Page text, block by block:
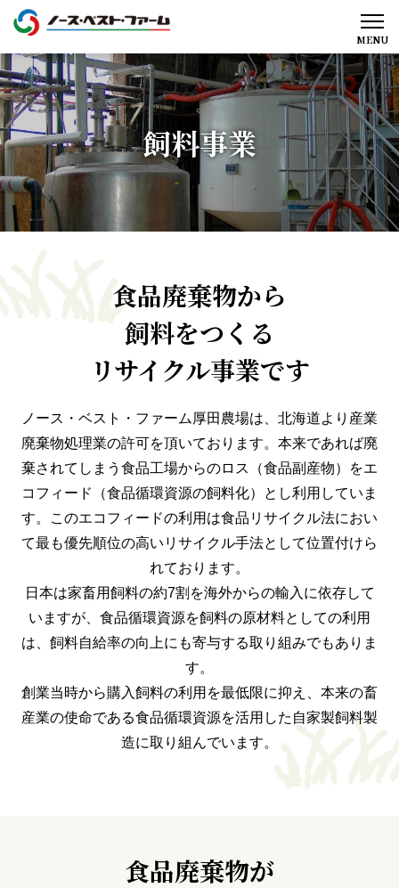
MENU
飼料事業
食品廃棄物から
飼料をつくる
リサイクル事業です
ノース・ベスト・ファーム厚田農場は、北海道より産業
廃棄物処理業の許可を頂いております。本来であれば廃
棄されてしまう食品工場からのロス（食品副産物）をエ
コフィード（食品循環資源の飼料化）とし利用していま
す。このエコフィードの利用は食品リサイクル法におい
て最も優先順位の高いリサイクル手法として位置付けら
れております。
日本は家畜用飼料の約7割を海外からの輸入に依存して
いますが、食品循環資源を飼料の原材料としての利用
は、飼料自給率の向上にも寄与する取り組みでもありま
す。
創業当時から購入飼料の利用を最低限に抑え、本来の畜
産業の使命である食品循環資源を活用した自家製飼料製
造に取り組んでいます。
食品廃棄物が